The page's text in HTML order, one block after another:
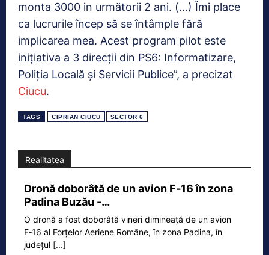
monta 3000 in următorii 2 ani. (…) Îmi place
ca lucrurile încep să se întâmple fără
implicarea mea. Acest program pilot este
inițiativa a 3 direcții din PS6: Informatizare,
Poliţia Locală și Servicii Publice”, a precizat
Ciucu.
TAGS CIPRIAN CIUCU SECTOR 6
Realitatea
Dronă doborâtă de un avion F‑16 în zona
Padina Buzău -…
O dronă a fost doborâtă vineri dimineață de un avion
F‑16 al Forțelor Aeriene Române, în zona Padina, în
județul [...]